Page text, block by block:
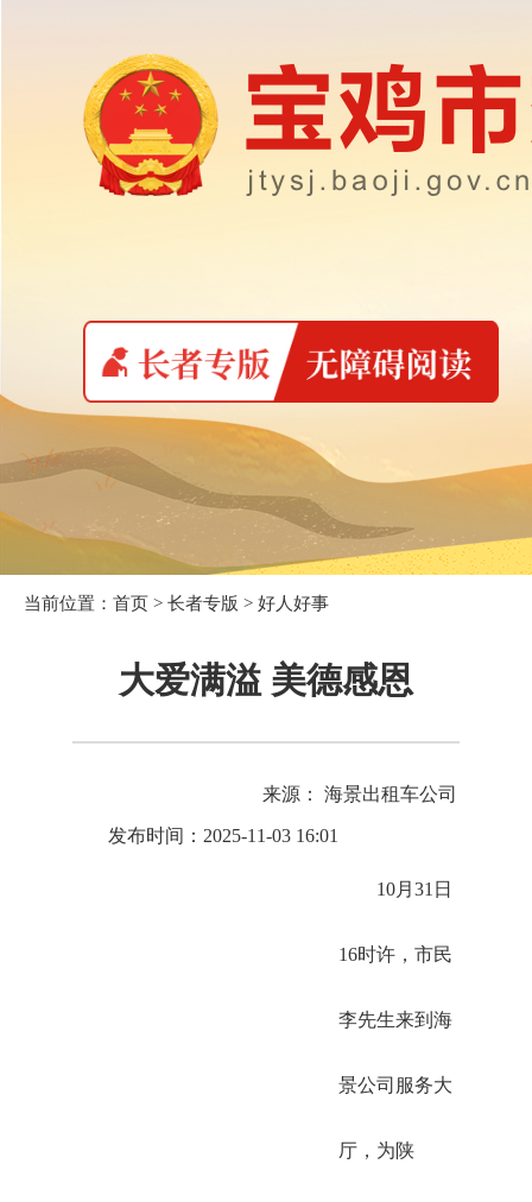
当前位置： 首页 > 长者专版 > 好人好事
大爱满溢 美德感恩
来源： 海景出租车公司
发布时间：2025-11-03 16:01
10月31日
16时许，市民
李先生来到海
景公司服务大
厅，为陕